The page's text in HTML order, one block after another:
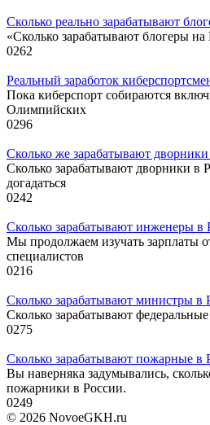
Сколько реально зарабатывают
«Сколько зарабатывают блогеры
0262
Реальный заработок
Пока киберспорт собираются
Олимпийских
0296
Сколько же зарабатывают
Сколько зарабатывают дворники в
догадаться
0242
Сколько зарабатывают инженеры в
Мы продолжаем изучать зарплаты
специалистов
0216
Сколько зарабатывают министры в
Сколько зарабатывают
0275
Сколько зарабатывают пожарные в
Вы наверняка задумывались,
пожарники в России.
0249
© 2026 NovoeGKH.ru